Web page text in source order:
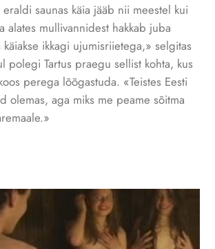
saunas käia jääb nii meestel kui
alates mullivannidest hakkab juba
ikkagi ujumisriietega,» selgitas
polegi Tartus praegu sellist kohta, kus
perega lõõgastuda. «Teistes Eesti
olemas, aga miks me peame sõitma